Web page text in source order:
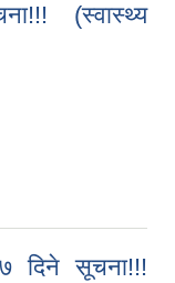
(स्वास्थ्य
दिने सूचना!!!